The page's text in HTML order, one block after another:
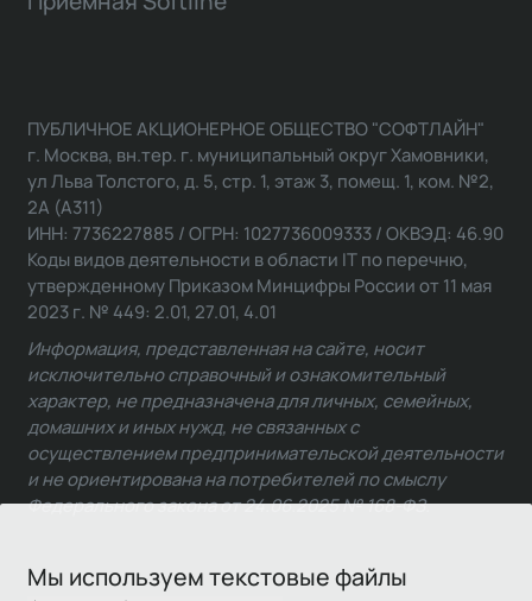
Мы используем текстовые файлы
ПУБЛИЧНОЕ АКЦИОНЕРНОЕ ОБЩЕСТВО "СОФТЛАЙН"
г. Москва, вн.тер. г. муниципальный округ Хамовники,
ул Льва Толстого, д. 5, стр. 1, этаж 3, помещ. 1, ком. №2,
2А (А311)
ИНН: 7736227885 / ОГРН: 1027736009333 / ОКВЭД: 46.90
Коды видов деятельности в области IT по перечню,
утвержденному Приказом Минцифры России от 11 мая
2023 г. № 449: 2.01, 27.01, 4.01
Информация, представленная на сайте, носит
исключительно справочный и ознакомительный
характер, не предназначена для личных, семейных,
домашних и иных нужд, не связанных с
осуществлением предпринимательской деятельности
и не ориентирована на потребителей по смыслу
Федерального закона от 24.06.2025 № 168-ФЗ.